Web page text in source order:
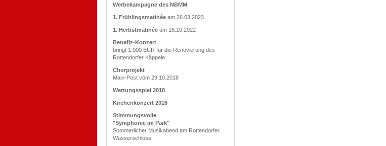
Werbekampagne des NBMM
1. Frühlingsmatinée am 26.03.2023
1. Herbstmatinée am 16.10.2022
Benefiz-Konzert
bringt 1.000 EUR für die Renovierung des
Rottendorfer Käppele
Chorprojekt
Main-Post vom 29.10.2018
Wertungsspiel 2018
Kirchenkonzert 2016
Stimmungsvolle
"Symphonie im Park"
Sommerlicher Musikabend am Rottendorfer
Wasserschloss